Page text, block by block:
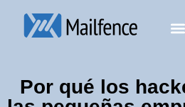
Por qué los